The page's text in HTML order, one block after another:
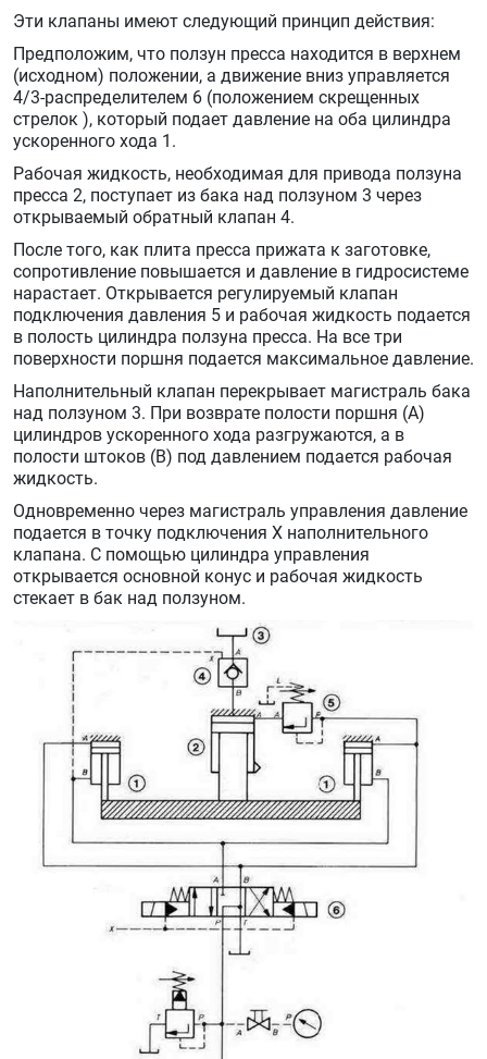
Эти клапаны имеют следующий принцип действия:
Предположим, что ползун пресса находится в верхнем
(исходном) положении, а движение вниз управляется
4/3-распределителем 6 (положением скрещенных
стрелок ), который подает давление на оба цилиндра
ускоренного хода 1.
Рабочая жидкость, необходимая для привода ползуна
пресса 2, поступает из бака над ползуном 3 через
открываемый обратный клапан 4.
После того, как плита пресса прижата к заготовке,
сопротивление повышается и давление в гидросистеме
нарастает. Открывается регулируемый клапан
подключения давления 5 и рабочая жидкость подается
в полость цилиндра ползуна пресса. На все три
поверхности поршня подается максимальное давление.
Наполнительный клапан перекрывает магистраль бака
над ползуном 3. При возврате полости поршня (А)
цилиндров ускоренного хода разгружаются, а в
полости штоков (В) под давлением подается рабочая
жидкость.
Одновременно через магистраль управления давление
подается в точку подключения X наполнительного
клапана. С помощью цилиндра управления
открывается основной конус и рабочая жидкость
стекает в бак над ползуном.